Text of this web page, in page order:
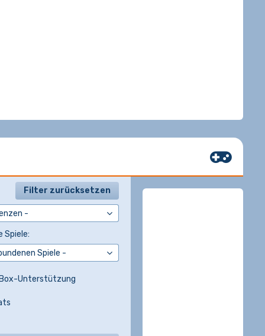
Filter zurücksetzen
Spiele:
Unterstützung